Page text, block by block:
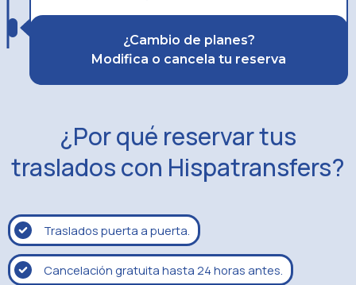
¿Cambio de planes?
Modifica o cancela tu reserva
¿Por qué reservar tus
traslados con Hispatransfers?
Traslados puerta a puerta.
Cancelación gratuita hasta 24 horas antes.